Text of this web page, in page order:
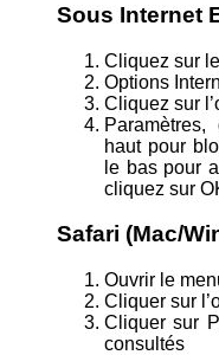
Sous Internet
Cliquez sur
Options
Cliquez sur
haut pour
le bas pour
cliquez sur
Safari (Mac/
Ouvrir le
Cliquer sur
Cliquer sur
consultés